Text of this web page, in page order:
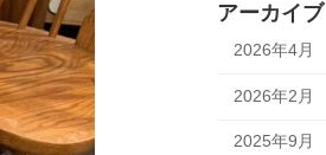
アーカイブ
2026年4月
2026年2月
2025年9月